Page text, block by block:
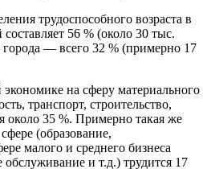
трудоспособного возраста в
56 % (около 30 тыс.
города — всего 32 % (примерно 17
на сферу материального
транспорт, строительство,
около 35 %. Примерно такая же
(образование,
малого и среднего бизнеса
и т.д.) трудится 17